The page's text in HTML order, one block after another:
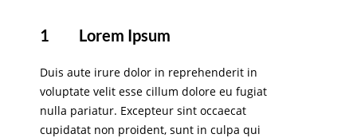
1 Lorem Ipsum
Duis aute irure dolor in reprehenderit in
voluptate velit esse cillum dolore eu fugiat
nulla pariatur. Excepteur sint occaecat
cupidatat non proident, sunt in culpa qui